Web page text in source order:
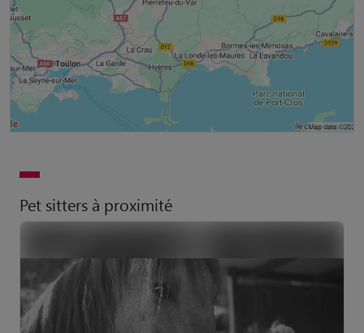
Pet sitters à proximité